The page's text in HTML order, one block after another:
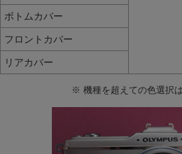
ボトムカバー
フロントカバー
リアカバー
※ 機種を超えての色選択